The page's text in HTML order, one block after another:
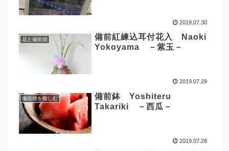
2019.07.30
花と備前焼
備前紅練込耳付花入 Naoki
Yokoyama －紫玉－
2019.07.29
備前焼を愉しむ
備前鉢 Yoshiteru
Takariki －西瓜－
2019.07.28